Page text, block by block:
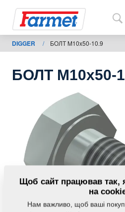
Назад
на
Мої
машини
Завантаження
DIGGER / БОЛТ M10x50-10.9
БОЛТ M10x50-
Щоб сайт працював так,
на
Нам важливо, щоб ваші